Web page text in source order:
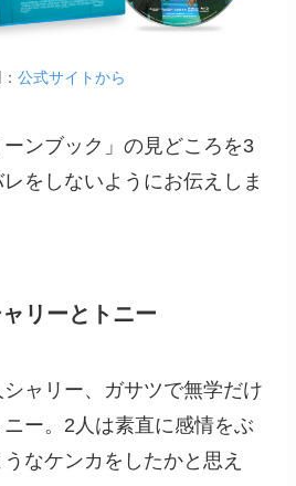
公式サイトから
ンブック」の見どころを3
をしないようにお伝えしま
リーとトニー
ャリー、ガサツで無学だけ
ー。2人は素直に感情をぶ
なケンカをしたかと思え